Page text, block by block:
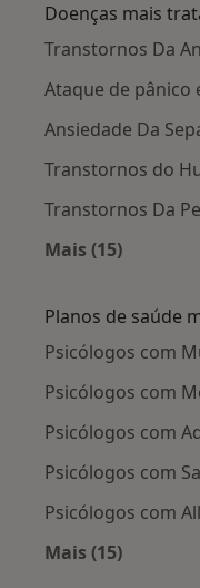
Doenças mais
Transtornos Da
Ataque de pânico
Ansiedade Da
Transtornos do
Transtornos Da
Mais (15)
Planos de saúde
Psicólogos com
Psicólogos com
Psicólogos com
Psicólogos com
Psicólogos com
Mais (15)